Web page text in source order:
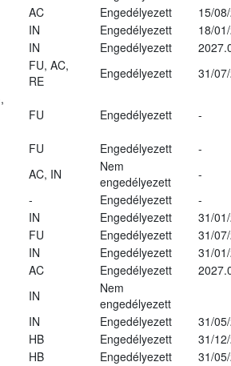
AC Engedélyezett
15/
IN Engedélyezett
18/
IN Engedélyezett
FU, AC,
RE
Engedélyezett
31/
FU Engedélyezett -
FU Engedélyezett
-
AC, IN
Nem
engedélyezett
-
- Engedélyezett
-
IN Engedélyezett
31/
FU Engedélyezett
31/
IN Engedélyezett
31/
AC Engedélyezett
IN
Nem
engedélyezett
IN Engedélyezett
31/
HB Engedélyezett
31/
HB Engedélyezett
31/